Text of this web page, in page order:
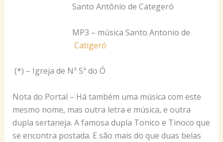
Santo Antônio de Categeró
MP3 – música Santo Antonio de
Catigeró
(*) – Igreja de Nª Sª do Ó
Nota do Portal – Há também uma música com este
mesmo nome, mas outra letra e música, e outra
dupla sertaneja. A famosa dupla Tonico e Tinoco que
se encontra postada. E são mais do que duas belas